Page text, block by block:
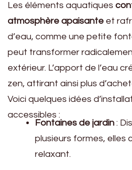
Les éléments aquatiques
atmosphère apaisante et
d’eau, comme une petite
peut transformer
extérieur. L’apport de l’eau
zen, attirant ainsi plus
Voici quelques idées
accessibles :
Fontaines de jardin :
plusieurs formes, elles
relaxant.